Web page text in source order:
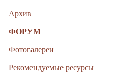
Архив
ФОРУМ
Фотогалереи
Рекомендуемые ресурсы